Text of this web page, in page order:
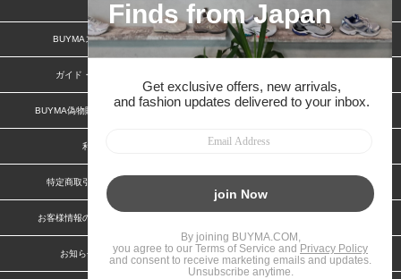
BUYMAスタートガイド 安心への取り組み
ガイド・お問い合わせ
BUYMA偽物販売防止の取り組み BUYMA CARD
利用規約
特定商取引法に関する表記 特定商取引法に関する表記(出品者)
お客様情報の外部送信について
お知らせ(PCサイト) 会社案内